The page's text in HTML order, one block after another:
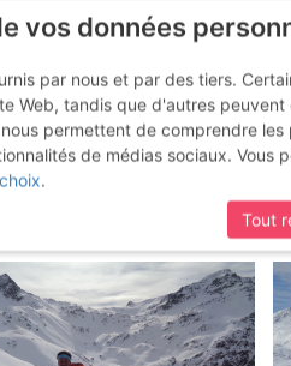
per la Val
vos données
par nous et par des tiers.
Web, tandis que d'autres
permettent de comprendre
de médias sociaux. Vous
.
Tout